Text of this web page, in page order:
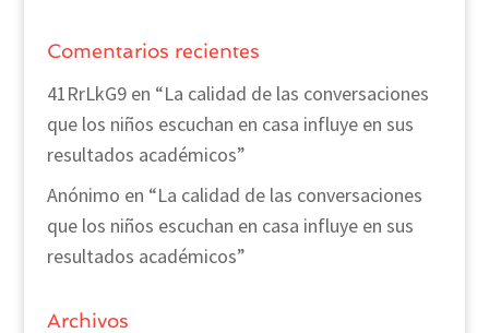
Comentarios recientes
41RrLkG9en “La calidad de las conversaciones
que los niños escuchan en casa influye en sus
resultados académicos”
Anónimo en “La calidad de las conversaciones
que los niños escuchan en casa influye en sus
resultados académicos”
Archivos